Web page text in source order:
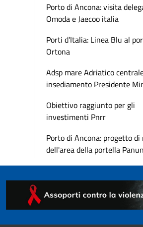
Porto di Ancona: visita
Omoda e Jaecoo italia
Porti d’Italia: Linea Blu al
Ortona
Adsp mare Adriatico
insediamento Presidente
Obiettivo raggiunto per gli
investimenti Pnrr
Porto di Ancona: progetto di
dell'area della portella